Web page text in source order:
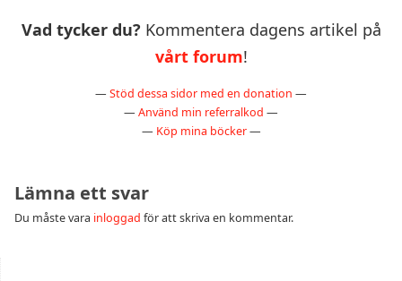
Vad tycker du? Kommentera dagens artikel på
vårt forum!
— Stöd dessa sidor med en donation —
— Använd min referralkod —
— Köp mina böcker—
Lämna ett svar
Du måste vara inloggad för att skriva en kommentar.